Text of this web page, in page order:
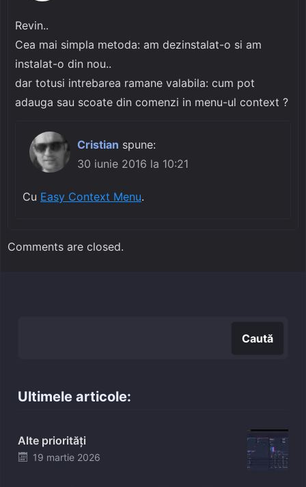
Revin..
Cea mai simpla metoda: am dezinstalat-o si am
instalat-o din nou..
dar totusi intrebarea ramane valabila: cum pot
adauga sau scoate din comenzi in menu-ul context ?
Cristian spune:
30 iunie 2016 la 10:21
Cu Easy Context Menu.
Comments are closed.
Caută
Ultimele articole:
Alte priorități
Posted
19 martie 2026